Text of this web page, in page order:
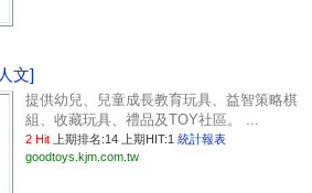
文]
提供幼兒、兒童成長教育玩具、益智策略棋
組、收藏玩具、禮品及TOY社區。 ...
2 Hit 上期排名:14 上期HIT:1 統計報表
goodtoys.kjm.com.tw